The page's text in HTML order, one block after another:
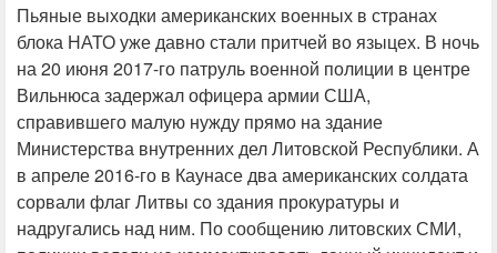
Пьяные выходки американских военных в странах
блока НАТО уже давно стали притчей во языцех. В ночь
на 20 июня 2017-го патруль военной полиции в центре
Вильнюса задержал офицера армии США,
справившего малую нужду прямо на здание
Министерства внутренних дел Литовской Республики. А
в апреле 2016-го в Каунасе два американских солдата
сорвали флаг Литвы со здания прокуратуры и
надругались над ним. По сообщению литовских СМИ,